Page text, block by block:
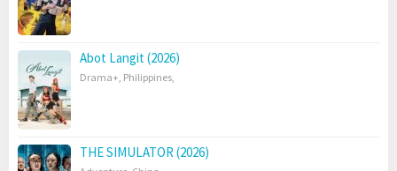
Abot Langit (2026)
Drama+, Philippines,
THE SIMULATOR (2026)